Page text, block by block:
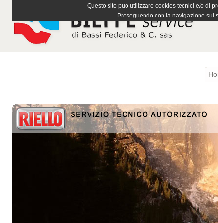
Questo sito può utilizzare cookies tecnici e/o di
Proseguendo con la navigazione sul